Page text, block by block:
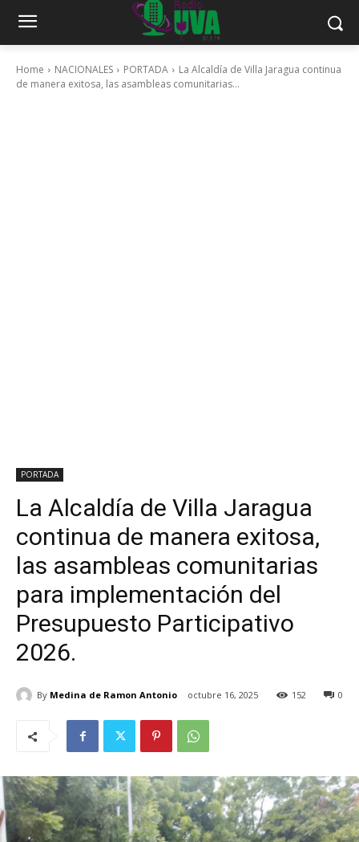
Home NACIONALES PORTADA
La Alcaldía de Villa Jaragua continua
de manera exitosa, las asambleas comunitarias...
PORTADA
La Alcaldía de Villa Jaragua
continua de manera exitosa,
las asambleas comunitarias
para implementación del
Presupuesto Participativo
2026.
By Medina de Ramon Antonio octubre 16, 2025 0
152